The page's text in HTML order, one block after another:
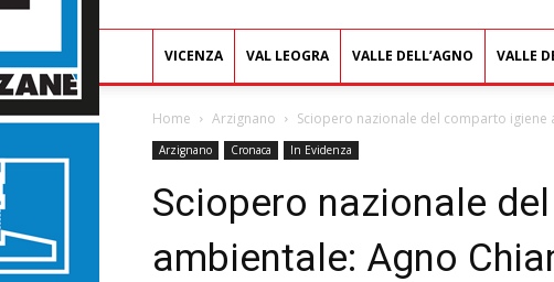
VICENZA VAL LEOGRA VALLE DELL’AGNO VALLE
Home Arzignano Sciopero nazionale del comparto
Arzignano Cronaca In Evidenza
Sciopero nazionale
ambientale: Agno